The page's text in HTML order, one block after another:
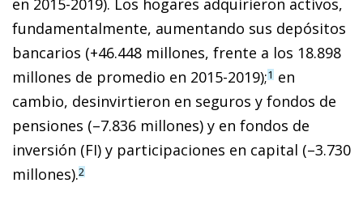
fundamentalmente, aumentando sus depósitos
bancarios (+46.448 millones, frente a los 18.898
millones de promedio en 2015-2019);1 en
cambio, desinvirtieron en seguros y fondos de
pensiones (–7.836 millones) y en fondos de
inversión (FI) y participaciones en capital (–3.730
millones).2